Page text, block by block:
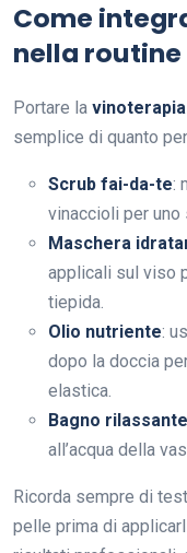
Come
nella routine
Portare la vinoterapia
semplice di quanto
Scrub fai-da-te:
vinaccioli per uno
Maschera
applicali sul viso
tiepida.
Olio nutriente:
dopo la doccia
elastica.
Bagno rilassante
all’acqua della
Ricorda sempre di
pelle prima di